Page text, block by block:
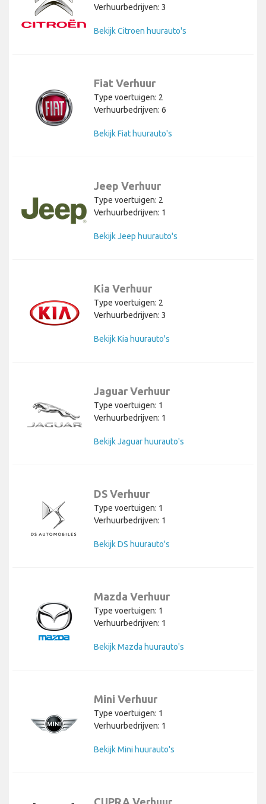
Verhuurbedrijven: 3
Bekijk Citroen huurauto's
Fiat Verhuur
Type voertuigen: 2
Verhuurbedrijven: 6
Bekijk Fiat huurauto's
Jeep Verhuur
Type voertuigen: 2
Verhuurbedrijven: 1
Bekijk Jeep huurauto's
Kia Verhuur
Type voertuigen: 2
Verhuurbedrijven: 3
Bekijk Kia huurauto's
Jaguar Verhuur
Type voertuigen: 1
Verhuurbedrijven: 1
Bekijk Jaguar huurauto's
DS Verhuur
Type voertuigen: 1
Verhuurbedrijven: 1
Bekijk DS huurauto's
Mazda Verhuur
Type voertuigen: 1
Verhuurbedrijven: 1
Bekijk Mazda huurauto's
Mini Verhuur
Type voertuigen: 1
Verhuurbedrijven: 1
Bekijk Mini huurauto's
CUPRA Verhuur